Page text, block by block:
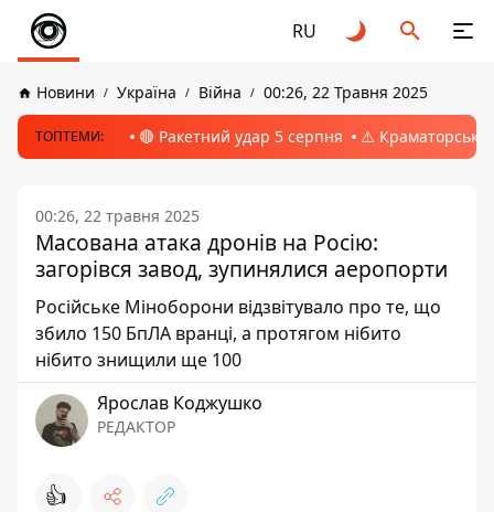
RU
Новини Україна Війна 00:26, 22 Травня 2025
ТОПТЕМИ: 🔴 Ракетний удар 5 серпня ⚠️ Краматорськ,
00:26, 22 травня 2025
Масована атака дронів на Росію:
загорівся завод, зупинялися аеропорти
Російське Міноборони відзвітувало про те, що
збило 150 БпЛА вранці, а протягом нібито
нібито знищили ще 100
Ярослав Коджушко
РЕДАКТОР
👍